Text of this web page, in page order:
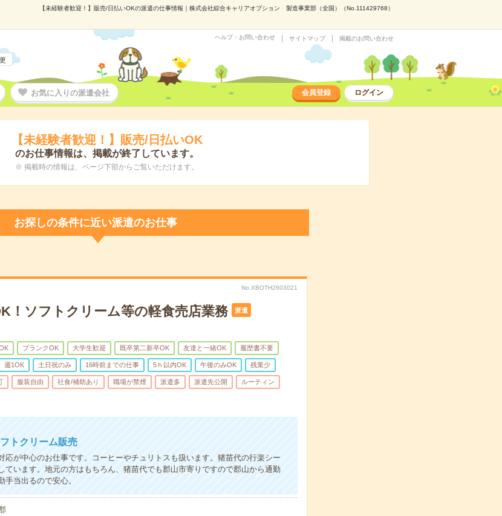
【未経験者歓迎！】販売/日払いOKの派遣の仕事情報｜株式会社綜合キャリアオプション 製造事業部（全国）（No.111429768）
ヘルプ・お問い合わせ サイトマップ 掲載のお問い合わせ
お気に入りの派遣会社 会員登録 ログイン
【未経験者歓迎！】販売/日払いOK
のお仕事情報は、掲載が終了しています。
※ 掲載時の情報は、ページ下部からご覧いただけます。
お探しの条件に近い派遣のお仕事
No.XBOTH2603021
！ソフトクリーム等の軽食売店業務 派遣
ブランクOK 大学生歓迎 既卒第二新卒OK 友達と一緒OK 履歴書不要
週1OK 土日祝のみ 16時前までの仕事 5ｈ以内OK 午後のみOK 残業少
服装自由 社食/補助あり 職場が禁煙 派遣多 派遣先公開 ルーティン
トクリーム販売
応が中心のお仕事です。コーヒーやチュリトスも扱います。猪苗代の行楽シー
ています。地元の方はもちろん、猪苗代でも郡山市寄りですので郡山から通勤
手当出るので安心。